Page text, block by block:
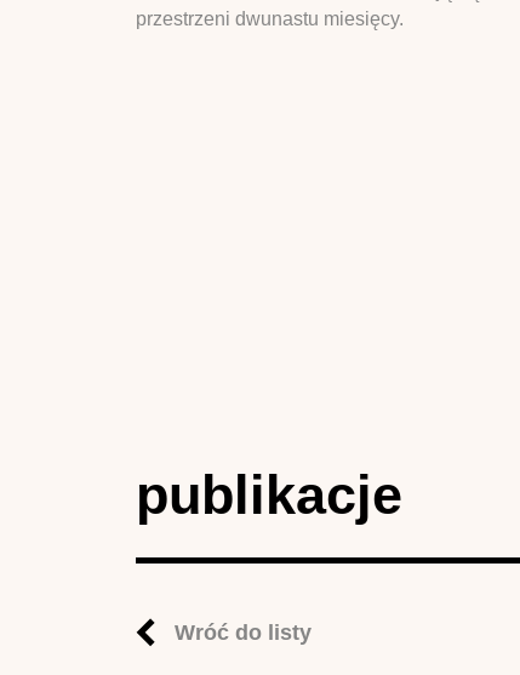
przestrzeni dwunastu miesięcy.
publikacje
Wróć do listy